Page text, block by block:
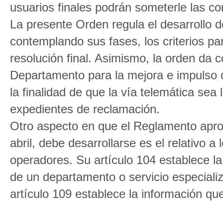
usuarios finales podrán someterle las
La presente Orden regula el desarrollo
contemplando sus fases, los criterios
resolución final. Asimismo, la orden da
Departamento para la mejora e
la finalidad de que la vía telemática
expedientes de reclamación.
Otro aspecto en que el Reglamento
abril, debe desarrollarse es el relativo
operadores. Su artículo 104 establece
de un departamento o servicio
artículo 109 establece la información